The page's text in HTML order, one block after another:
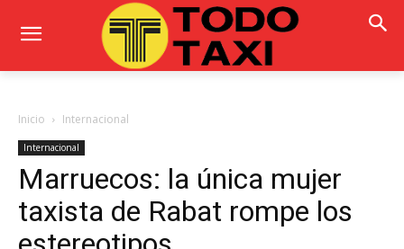
Inicio Internacional
Internacional
Marruecos: la única mujer
taxista de Rabat rompe los